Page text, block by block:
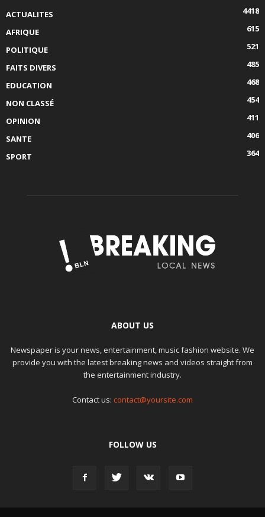
ACTUALITES
4418
AFRIQUE
615
POLITIQUE
521
FAITS DIVERS
485
EDUCATION
468
NON CLASSÉ
454
OPINION
411
SANTE
406
SPORT
364
ABOUT US
Newspaper is your news, entertainment, music fashion website. We
provide you with the latest breaking news and videos straight from
the entertainment industry.
Contact us: contact@yoursite.com
FOLLOW US